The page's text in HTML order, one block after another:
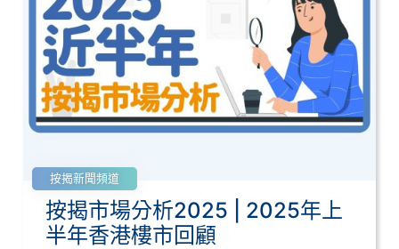
按揭新聞頻道
按揭市場分析2025 | 2025年上
半年香港樓市回顧